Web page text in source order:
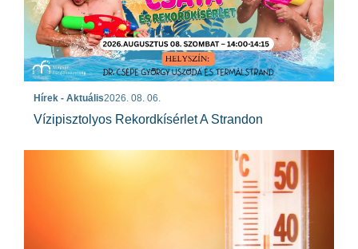
Hírek - Aktuális2026. 08. 06.
Vízipisztolyos Rekordkísérlet A Strandon